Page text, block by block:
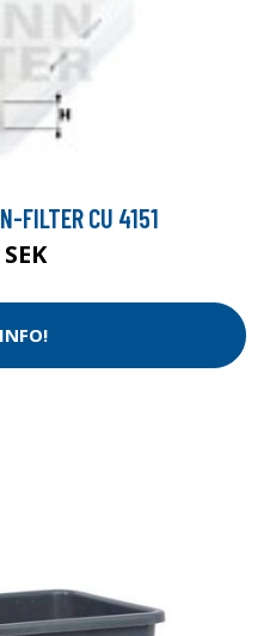
FILTER CU 4151